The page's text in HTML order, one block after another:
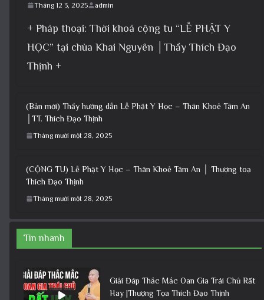
Tháng 12 3, 2025 admin
+ Pháp thoại: Thời khoá cộng tu “LỄ PHẬT Y
HỌC” tại chùa Khai Nguyên │Thầy Thích Đạo
Thịnh +
(Bản mới) Thầy hướng dẫn Lễ Phật Y Học – Thân Khoẻ Tâm An
│TT. Thích Đạo Thịnh
Tháng mười một 28, 2025
(CỘNG TU) Lễ Phật Y Học – Thân Khoẻ Tâm An │ Thượng toạ
Thích Đạo Thịnh
Tháng mười một 28, 2025
Tin nhanh
Giải Đáp Thắc Mắc Oan Gia Trái Chủ Rất
Hay |Thượng Tọa Thích Đạo Thịnh